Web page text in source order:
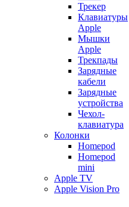
Трекер
Клавиатуры
Apple
Мышки
Apple
Трекпады
Зарядные
кабели
Зарядные
устройства
Чехол-
клавиатура
Колонки
Homepod
Homepod
mini
Apple TV
Apple Vision Pro